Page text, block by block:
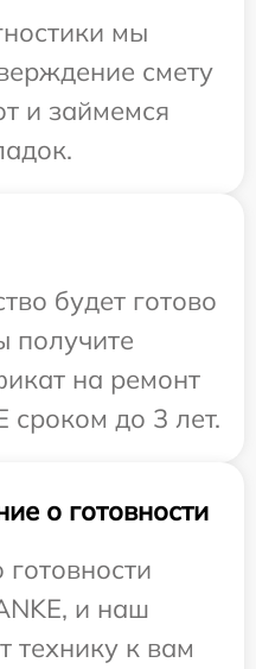
мы
смету
и займемся
будет готово
получите
на ремонт
сроком до 3 лет.
о готовности
и наш
технику к вам